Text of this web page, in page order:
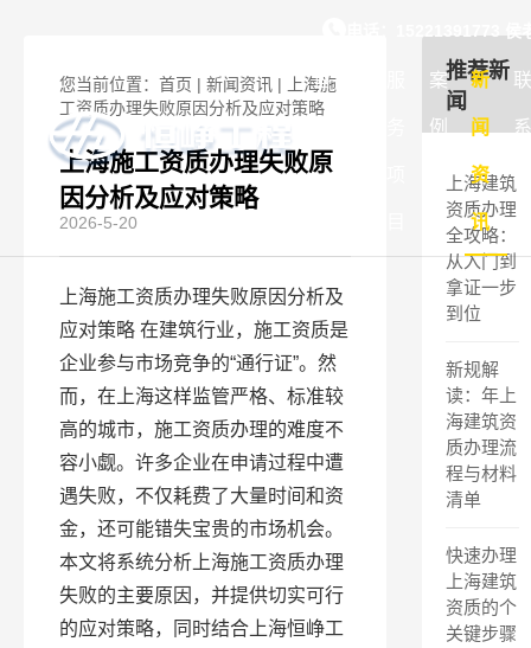
首 案
例
示
新
闻
资
讯
您当前位置： 首页 | 新闻资讯 |
上海施
工资质办理失败原因分析及应对策略
上海施工资质办理失败原
因分析及应对策略
2026-5-20
上海施工资质办理失败原因分析及
应对策略 在建筑行业，施工资质是
企业参与市场竞争的“通行证”。然
而，在上海这样监管严格、标准较
高的城市，施工资质办理的难度不
容小觑。许多企业在申请过程中遭
遇失败，不仅耗费了大量时间和资
金，还可能错失宝贵的市场机会。
本文将系统分析上海施工资质办理
失败的主要原因，并提供切实可行
的应对策略，同时结合上海恒峥工
推荐新
闻
上海建筑
资质办理
全攻略：
从入门到
拿证一步
到位
新规解
读：年上
海建筑资
质办理流
程与材料
清单
快速办理
上海建筑
资质的个
关键步骤